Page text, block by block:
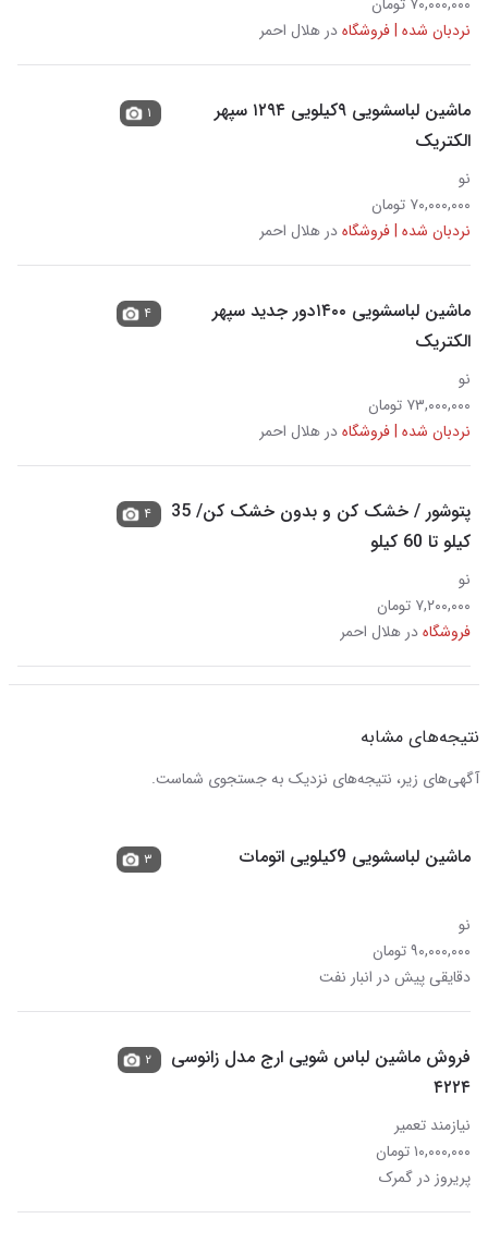
نردبان شده | فروشگاهدر هلال احمر
ماشین لباسشویی ۹کیلویی ۱۲۹۴ سپهر
الکتریک
نو
۷۰,۰۰۰,۰۰۰ تومان
نردبان شده | فروشگاهدر هلال احمر
۱
ماشین لباسشویی ۱۴۰۰دور جدید سپهر
الکتریک
نو
۷۳,۰۰۰,۰۰۰ تومان
نردبان شده | فروشگاهدر هلال احمر
۴
پتوشور / خشک کن و بدون خشک کن/ 35
کیلو تا 60 کیلو
نو
۷,۲۰۰,۰۰۰ تومان
فروشگاهدر هلال احمر
۴
نتیجه‌های مشابه
آگهی‌های زیر، نتیجه‌های نزدیک به جستجوی شماست.
ماشین لباسشویی 9کیلویی اتومات
نو
۹۰,۰۰۰,۰۰۰ تومان
دقایقی پیش در انبار نفت
۳
فروش ماشین لباس شویی ارج مدل زانوسی
۴۲۲۴
نیازمند تعمیر
۱۰,۰۰۰,۰۰۰ تومان
پریروز در گمرک
۲